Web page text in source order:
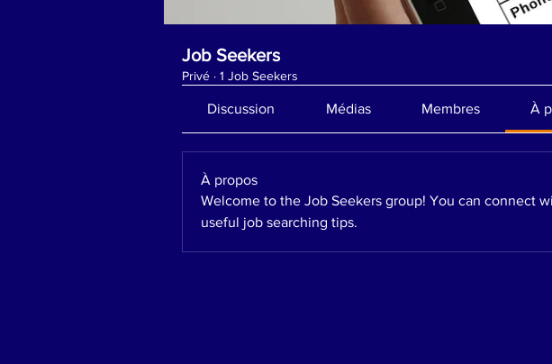
Job Seekers
Privé · 1 Job Seekers
Discussion Médias Membres À
À propos
Welcome to the Job Seekers group! You can connect
useful job searching tips.